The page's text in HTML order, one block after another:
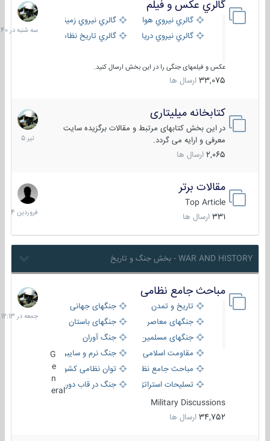
گالري عكس و فيلم
گالري نيروي هوايي
گالري نيروي زميني
گالري نيروي دريايي
گالري تاریخ نظامی
عکس و فیلمهای جنگی را در این بخش ارسال کنید.
33,075 ارسال ها
سه
شنبه
در
کتابخانه میلیتاری
در این بخش کتابهای مرتبط و مقالات برگزیده سایت
معرفی و ارایه می گردد.
2,065 ارسال ها
16
تیر
1405
مقالات برتر
Top Article
331 ارسال ها
29
فروردین
1404
WAR AND HISTORY - بخش جنگ و تاریخ
مباحث جامع نظامی
تاریخ و تمدن
جنگهای جهانی
جنگهای معاصر
جنگهای باستان
جنگهای مسلمین
جنگ آوران
مقاومت اسلامی
جنگ نرم و سایبری
مباحث جامع نظامی
توان نظامی کشورها
تسلیحات استراتژیک
جنگ در قاب دوربین
eral
Military Discussions
34,752 ارسال ها
جمعه
در
12:13